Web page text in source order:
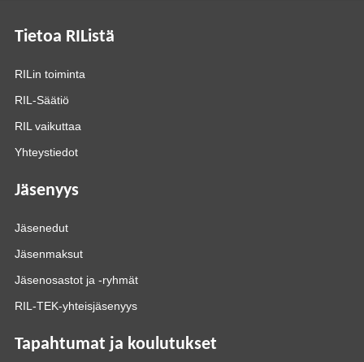
Tietoa RIListä
RILin toiminta
RIL-Säätiö
RIL vaikuttaa
Yhteystiedot
Jäsenyys
Jäsenedut
Jäsenmaksut
Jäsenosastot ja -ryhmät
RIL-TEK-yhteisjäsenyys
Tapahtumat ja koulutukset